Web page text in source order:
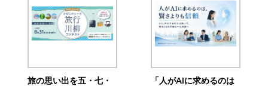
旅の思い出を五・七・
「人がAIに求めるのは